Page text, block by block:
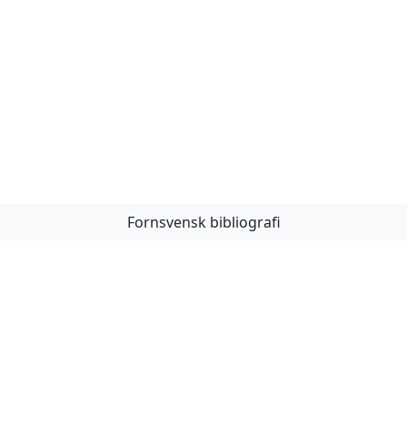
Fornsvensk bibliografi